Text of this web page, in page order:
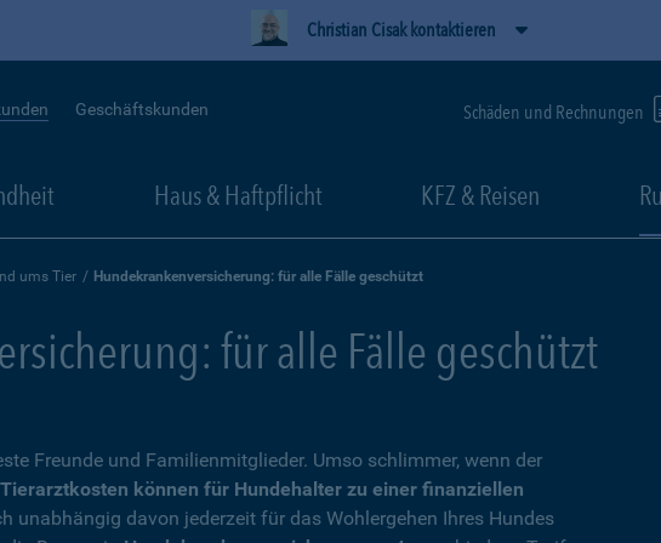
Christian Cisak kontaktieren
Geschäftskunden Schäden und Rechnungen
Haus & Haftpflicht KFZ & Reisen
ums Tier Hundekrankenversicherung: für alle Fälle geschützt
für alle Fälle geschützt
Freunde und Familienmitglieder. Umso schlimmer, wenn der
Tierarztkosten können für Hundehalter zu einer finanziellen
unabhängig davon jederzeit für das Wohlergehen Ihres Hundes